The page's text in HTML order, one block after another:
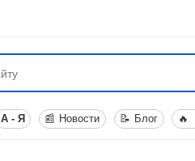
А - Я 📰 Новости 📝 Блог 🔥